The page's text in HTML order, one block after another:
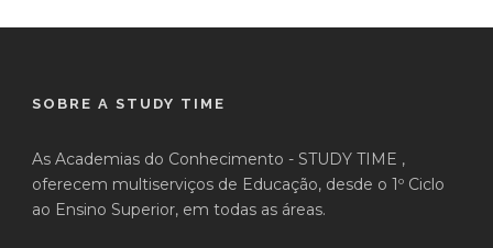
SOBRE A STUDY TIME
As Academias do Conhecimento - STUDY TIME ,
oferecem multiserviços de Educação, desde o 1º Ciclo
ao Ensino Superior, em todas as áreas.